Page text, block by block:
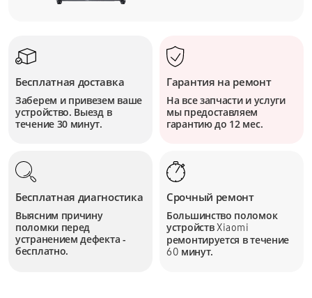
Бесплатная доставка
Заберем и привезем ваше
устройство. Выезд в
течение 30 минут.
Гарантия на ремонт
На все запчасти и услуги
мы предоставляем
гарантию до 12 мес.
Бесплатная диагностика
Выясним причину
поломки перед
устранением дефекта -
бесплатно.
Срочный ремонт
Большинство поломок
устройствXiaomi
ремонтируется в течение
60 минут.